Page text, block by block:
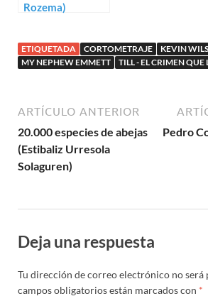
Rozema)
ETIQUETADA CORTOMETRAJE
KEVIN
MY NEPHEW EMMETT
TILL - EL CRIMEN
ARTÍCULO ANTERIOR
20.000 especies de abejas
(Estibaliz Urresola
Solaguren)
Pedro
Deja una respuesta
Tu dirección de correo electrónico no será
campos obligatorios están marcados con *